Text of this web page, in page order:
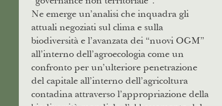
Ne emerge un’analisi che inquadra gli
attuali negoziati sul clima e sulla
biodiversità e l’avanzata dei “nuovi OGM”
all’interno dell’agroecologia come un
confronto per un’ulteriore penetrazione
del capitale all’interno dell’agricoltura
contadina attraverso l’appropriazione della